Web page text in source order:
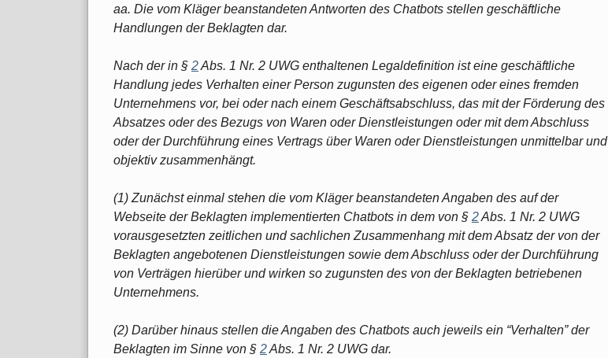
aa. Die vom Kläger beanstandeten Antworten des Chatbots stellen geschäftliche
Handlungen der Beklagten dar.
Nach der in § 2Abs. 1 Nr. 2 UWG enthaltenen Legaldefinition ist eine geschäftliche
Handlung jedes Verhalten einer Person zugunsten des eigenen oder eines fremden
Unternehmens vor, bei oder nach einem Geschäftsabschluss, das mit der Förderung des
Absatzes oder des Bezugs von Waren oder Dienstleistungen oder mit dem Abschluss
oder der Durchführung eines Vertrags über Waren oder Dienstleistungen unmittelbar und
objektiv zusammenhängt.
(1) Zunächst einmal stehen die vom Kläger beanstandeten Angaben des auf der
Webseite der Beklagten implementierten Chatbots in dem von § 2Abs. 1 Nr. 2 UWG
vorausgesetzten zeitlichen und sachlichen Zusammenhang mit dem Absatz der von der
Beklagten angebotenen Dienstleistungen sowie dem Abschluss oder der Durchführung
von Verträgen hierüber und wirken so zugunsten des von der Beklagten betriebenen
Unternehmens.
(2) Darüber hinaus stellen die Angaben des Chatbots auch jeweils ein “Verhalten” der
Beklagten im Sinne von § 2Abs. 1 Nr. 2 UWG dar.